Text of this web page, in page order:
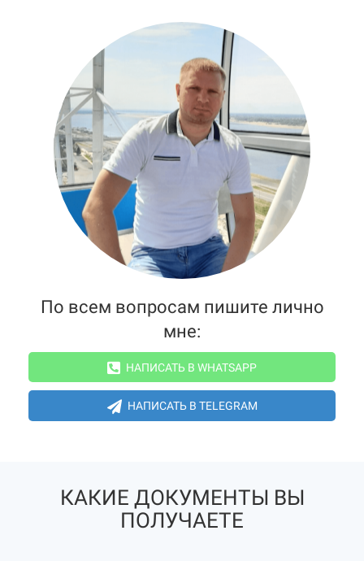
По всем вопросам пишите лично
мне:
НАПИСАТЬ В WHATSAPP
НАПИСАТЬ В TELEGRAM
КАКИЕ ДОКУМЕНТЫ ВЫ
ПОЛУЧАЕТЕ